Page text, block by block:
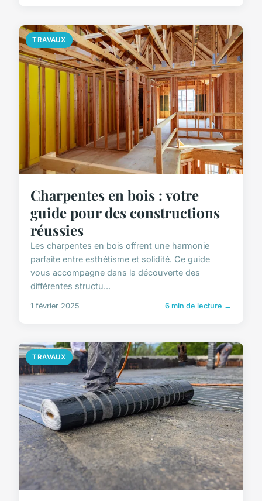
TRAVAUX
Charpentes en bois : votre
guide pour des constructions
réussies
Les charpentes en bois offrent une harmonie
parfaite entre esthétisme et solidité. Ce guide
vous accompagne dans la découverte des
différentes structu...
1 février 2025 6 min de lecture →
TRAVAUX